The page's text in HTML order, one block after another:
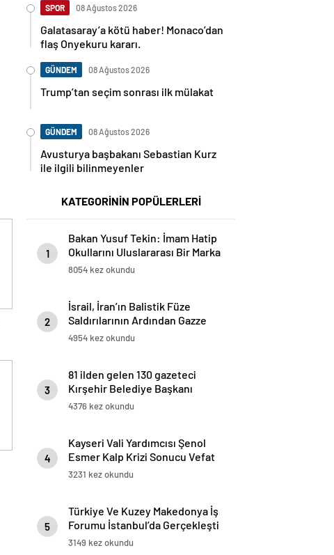
SPOR 08 Ağustos 2026
Galatasaray’a kötü haber! Monaco’dan
flaş Onyekuru kararı.
GÜNDEM 08 Ağustos 2026
Trump’tan seçim sonrası ilk mülakat
GÜNDEM 08 Ağustos 2026
Avusturya başbakanı Sebastian Kurz
ile ilgili bilinmeyenler
KATEGORİNİN POPÜLERLERİ
1
Bakan Yusuf Tekin: İmam Hatip
Okullarını Uluslararası Bir Marka
Haline Getireceğiz
8054 kez okundu
2
İsrail, İran’ın Balistik Füze
Saldırılarının Ardından Gazze
Sınır Kapılarını Kapattı
4954 kez okundu
3
81 ilden gelen 130 gazeteci
Kırşehir Belediye Başkanı
Ekicioğlu ile Buluştu
4376 kez okundu
4
Kayseri Vali Yardımcısı Şenol
Esmer Kalp Krizi Sonucu Vefat
Etti
3231 kez okundu
5
Türkiye Ve Kuzey Makedonya İş
Forumu İstanbul’da Gerçekleşti
3149 kez okundu